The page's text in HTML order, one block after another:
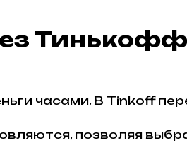
Тинькофф
часами. В Tinkoff
позволяя